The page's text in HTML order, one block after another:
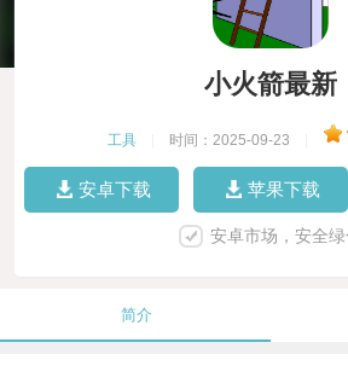
小火箭最新
工具 时间：2025-09-23
安卓下载 苹果下载
安卓市场，安全
简介